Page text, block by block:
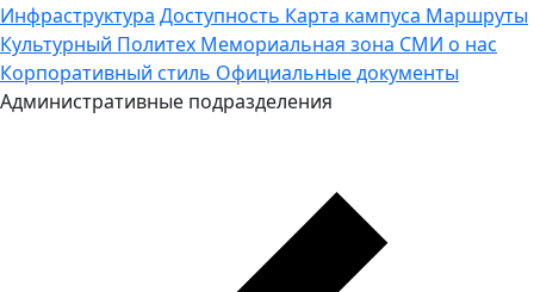
Инфраструктура Доступность Карта кампуса Маршруты
Культурный Политех Мемориальная зона СМИ о нас
Корпоративный стиль Официальные документы
Административные подразделения